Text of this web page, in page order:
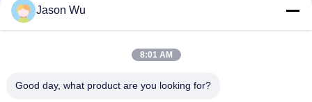
VOLLVO GIETIJZEREN TANDWIELPOMP VOE 14537295 VOOR
ORIGINELE VERVANGING
VOLLVO GEGEERPOMP VOE 14782798 voor de oorspronkelijke
Jason Wu
8:01 AM
Good day, what product are you looking for?